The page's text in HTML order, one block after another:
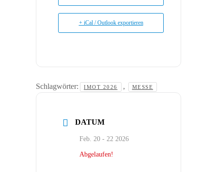
+ iCal / Outlook exportieren
Schlagwörter: IMOT 2026 , MESSE
DATUM
Feb. 20 - 22 2026
Abgelaufen!